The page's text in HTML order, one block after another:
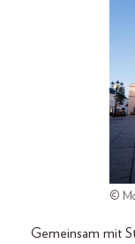
©
Gemeinsam mit